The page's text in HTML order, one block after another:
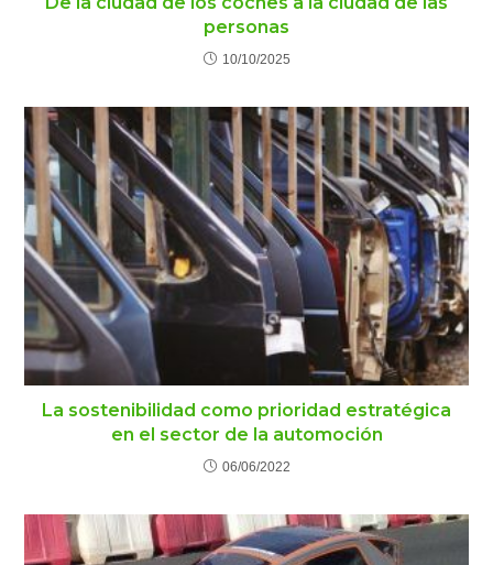
personas
10/10/2025
La sostenibilidad como prioridad estratégica
en el sector de la automoción
06/06/2022